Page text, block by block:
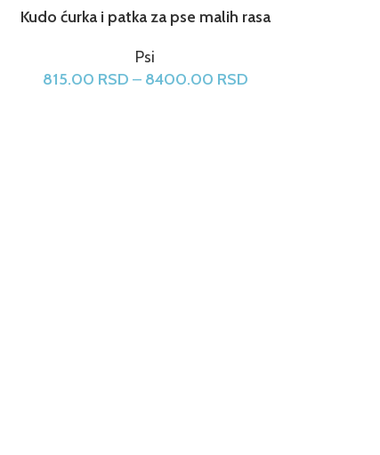
Kudo ćurka i patka za pse malih rasa
Psi
815.00 RSD – 8400.00 RSD